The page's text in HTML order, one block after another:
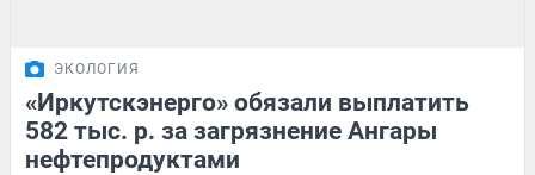
ЭКОЛОГИЯ
«Иркутскэнерго» обязали выплатить
582 тыс. р. за загрязнение Ангары
нефтепродуктами